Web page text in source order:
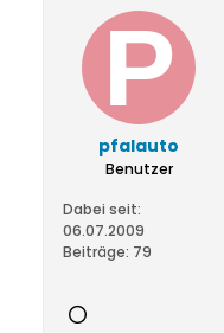
pfalauto
Benutzer
Dabei seit:
06.07.2009
Beiträge: 79